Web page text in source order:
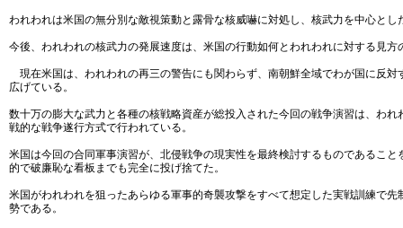
われわれは米国の無分別な敵視策動と露骨な核威嚇に対処し、核武力を中心と
今後、われわれの核武力の発展速度は、米国の行動如何とわれわれに対する見
現在米国は、われわれの再三の警告にも関わらず、南朝鮮全域でわが国に反
広げている。
数十万の膨大な武力と各種の核戦略資産が総投入された今回の戦争演習は、わ
戦的な戦争遂行方式で行われている。
米国は今回の合同軍事演習が、北侵戦争の現実性を最終検討するものであるこ
的で破廉恥な看板までも完全に投げ捨てた。
米国がわれわれを狙ったあらゆる軍事的奇襲攻撃をすべて想定した実戦訓練で
勢である。